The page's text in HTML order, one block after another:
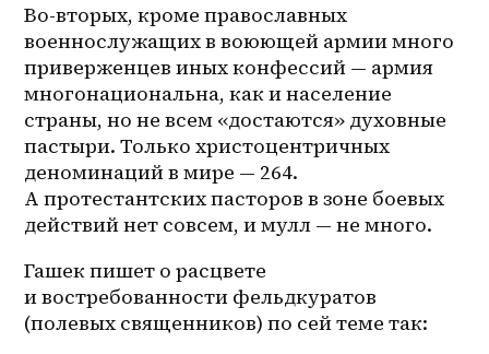
Во-вторых, кроме православных
военнослужащих в воюющей армии много
приверженцев иных конфессий — армия
многонациональна, как и население
страны, но не всем «достаются» духовные
пастыри. Только христоцентричных
деноминаций в мире — 264.
А протестантских пасторов в зоне боевых
действий нет совсем, и мулл — не много.
Гашек пишет о расцвете
и востребованности фельдкуратов
(полевых священников) по сей теме так: